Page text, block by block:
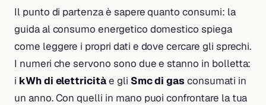
Il punto di partenza è sapere quanto consumi: la
guida al consumo energetico domestico spiega
come leggere i propri dati e dove cercare gli sprechi.
I numeri che servono sono due e stanno in bolletta:
i kWh di elettricitàe gli Smc di gas consumati in
un anno. Con quelli in mano puoi confrontare la tua